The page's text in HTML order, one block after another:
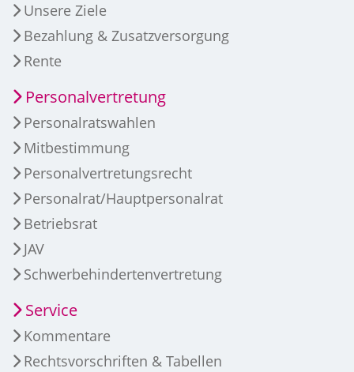
Unsere Ziele
Bezahlung & Zusatzversorgung
Rente
Personalvertretung
Personalratswahlen
Mitbestimmung
Personalvertretungsrecht
Personalrat/Hauptpersonalrat
Betriebsrat
JAV
Schwerbehindertenvertretung
Service
Kommentare
Rechtsvorschriften & Tabellen